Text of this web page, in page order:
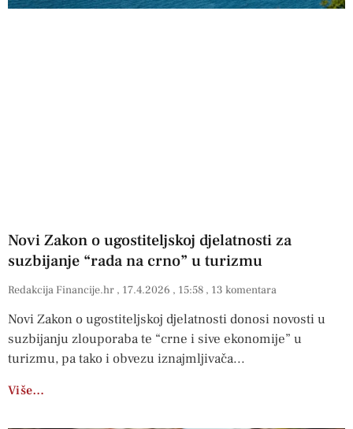
Novi Zakon o ugostiteljskoj djelatnosti za
suzbijanje “rada na crno” u turizmu
Redakcija Financije.hr 17.4.2026 15:58 13 komentara
Novi Zakon o ugostiteljskoj djelatnosti donosi novosti u
suzbijanju zlouporaba te “crne i sive ekonomije” u
turizmu, pa tako i obvezu iznajmljivača
Više…